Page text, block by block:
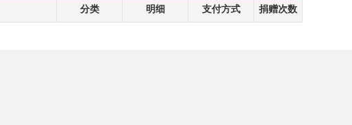
分类 明细 支付方式 捐赠次数